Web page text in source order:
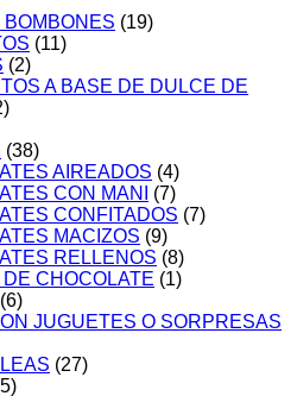
(19)
(11)
(2)
A BASE DE DULCE DE
(38)
AIREADOS (4)
CON MANI
(7)
CONFITADOS (7)
MACIZOS (9)
RELLENOS (8)
CHOCOLATE (1)
(6)
JUGUETES O SORPRESAS
(27)